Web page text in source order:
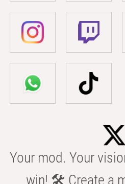
Your mod. Your
win! 🛠️ Create a